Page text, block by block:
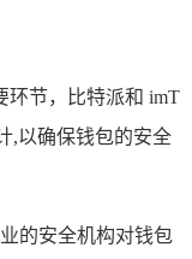
环节，比特派和 imT
,以确保钱包的安全
的安全机构对钱包